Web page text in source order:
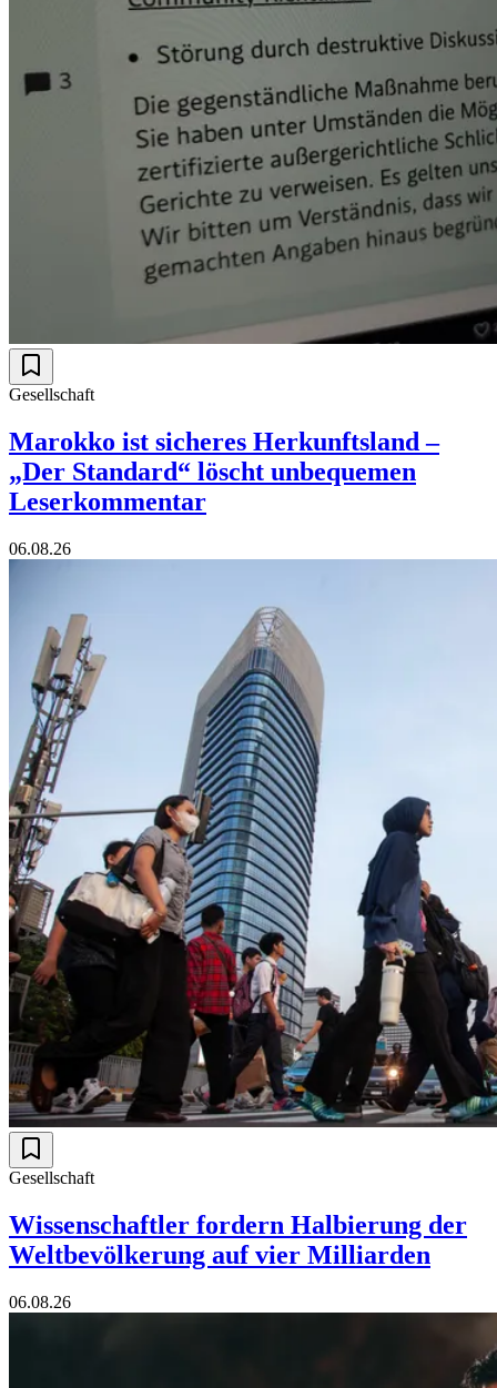
Gesellschaft
Marokko ist sicheres Herkunftsland –
„Der Standard“ löscht unbequemen
Leserkommentar
06.08.26
Gesellschaft
Wissenschaftler fordern Halbierung der
Weltbevölkerung auf vier Milliarden
06.08.26